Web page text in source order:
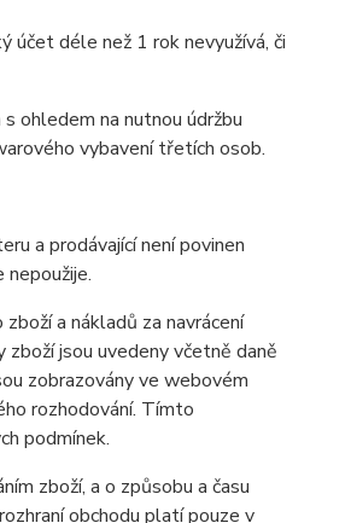
účet déle než 1 rok nevyužívá, či
ohledem na nutnou údržbu
vybavení třetích osob.
a prodávající není povinen
a nákladů za navrácení
jsou uvedeny včetně daně
zobrazovány ve webovém
rozhodování. Tímto
podmínek.
zboží, a o způsobu a času
obchodu platí pouze v